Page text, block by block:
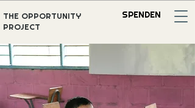
SPENDEN
THE OPPORTUNITY
PROJECT